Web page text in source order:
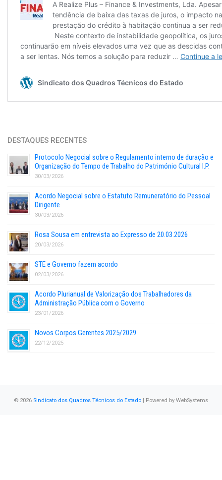
DESTAQUES RECENTES
Protocolo Negocial sobre o Regulamento interno de duração e
Organização do Tempo de Trabalho do Património Cultural I.P.
30/03/2026
Acordo Negocial sobre o Estatuto Remuneratório do Pessoal
Dirigente
30/03/2026
Rosa Sousa em entrevista ao Expresso de 20.03.2026
20/03/2026
STE e Governo fazem acordo
02/03/2026
Acordo Plurianual de Valorização dos Trabalhadores da
Administração Pública com o Governo
23/01/2026
Novos Corpos Gerentes 2025/2029
22/12/2025
© 2026 Sindicato dos Quadros Técnicos do Estado | Powered by WebSystems